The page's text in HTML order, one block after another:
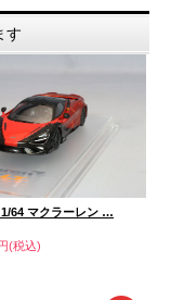
す
1/64 マクラーレン …
(税込)